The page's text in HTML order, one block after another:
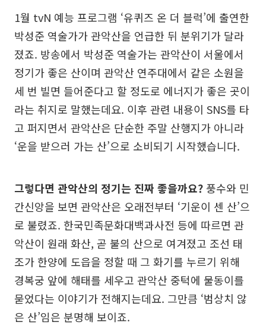
1월 tvN 예능 프로그램 ‘유퀴즈 온 더 블럭’에 출연한
박성준 역술가가 관악산을 언급한 뒤 분위기가 달라
졌죠. 방송에서 박성준 역술가는 관악산이 서울에서
정기가 좋은 산이며 관악산 연주대에서 같은 소원을
세 번 빌면 들어준다고 할 정도로 에너지가 좋은 곳이
라는 취지로 말했는데요. 이후 관련 내용이 SNS를 타
고 퍼지면서 관악산은 단순한 주말 산행지가 아니라
‘운을 받으러 가는 산’으로 소비되기 시작했습니다.
그렇다면 관악산의 정기는 진짜 좋을까요? 풍수와 민
간신앙을 보면 관악산은 오래전부터 ‘기운이 센 산’으
로 불렸죠. 한국민족문화대백과사전 등에 따르면 관
악산이 원래 화산, 곧 불의 산으로 여겨졌고 조선 태
조가 한양에 도읍을 정할 때 그 화기를 누르기 위해
경복궁 앞에 해태를 세우고 관악산 중턱에 물동이를
묻었다는 이야기가 전해지는데요. 그만큼 ‘범상치 않
은 산’임은 분명해 보이죠.